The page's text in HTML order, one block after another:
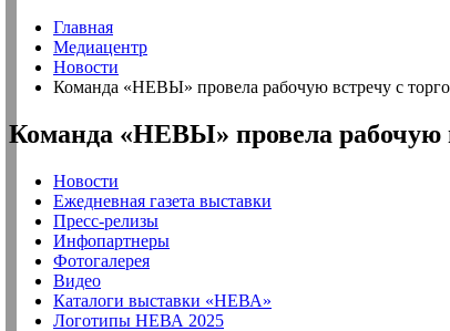
Главная
Медиацентр
Новости
Команда «НЕВЫ» провела рабочую встречу с
Команда «НЕВЫ» провела рабочую
Новости
Ежедневная газета выставки
Пресс-релизы
Инфопартнеры
Фотогалерея
Видео
Каталоги выставки «НЕВА»
Логотипы НЕВА 2025